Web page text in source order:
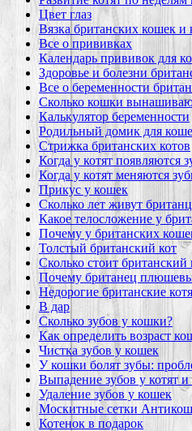
Цвет глаз
Вязка британских кошек и
Все о прививках
Календарь прививок для
Здоровье и болезни
Все о беременности
Сколько кошки
Калькулятор беременности
Родильный домик для
Стрижка британских котов
Когда у котят появляются
Когда у котят меняются
Прикус у кошек
Сколько лет живут
Какое телосложение у
Почему у британских
Толстый британский кот
Сколько стоит британский
Почему британец
Недорогие британские
В дар
Сколько зубов у кошки?
Как определить возраст
Чистка зубов у кошек
У кошки болят зубы:
Выпадение зубов у котят
Удаление зубов у кошек
Москитные сетки
Котенок в подарок